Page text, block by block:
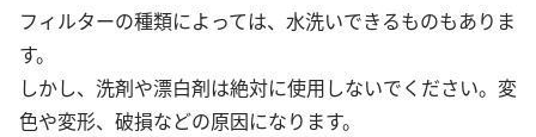
フィルターの種類によっては、水洗いできるものもありま
す。
しかし、洗剤や漂白剤は絶対に使用しないでください。変
色や変形、破損などの原因になります。